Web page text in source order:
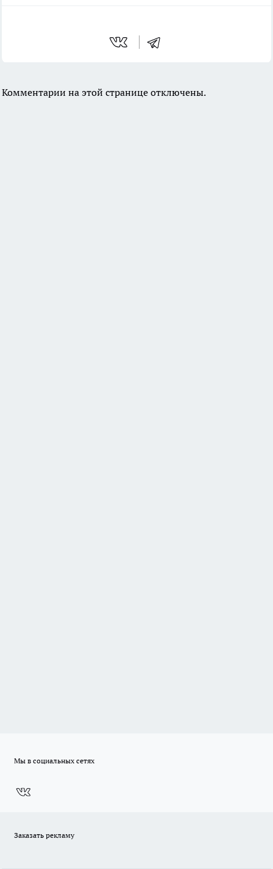
Комментарии на этой странице отключены.
Мы в социальных сетях
Заказать рекламу